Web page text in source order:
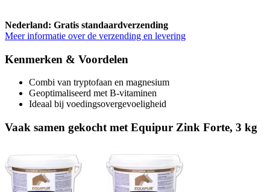
Nederland: Gratis standaardverzending
Meer informatie over de verzending en levering
Kenmerken & Voordelen
Combi van tryptofaan en magnesium
Geoptimaliseerd met B-vitaminen
Ideaal bij voedingsovergevoeligheid
Vaak samen gekocht met Equipur Zink Forte, 3 kg